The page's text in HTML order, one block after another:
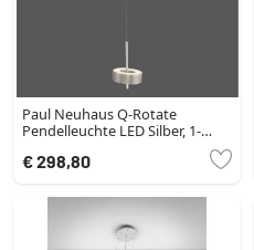
Paul Neuhaus Q-Rotate
Pendelleuchte LED Silber, 1-
€ 298,80